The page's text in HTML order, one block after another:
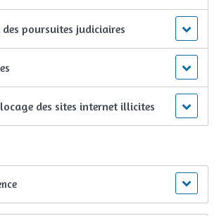
des poursuites judiciaires
des sites internet illicites